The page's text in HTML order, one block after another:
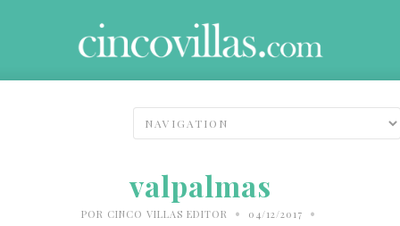
valpalmas
POR CINCO VILLAS EDITOR • 04/12/2017 •